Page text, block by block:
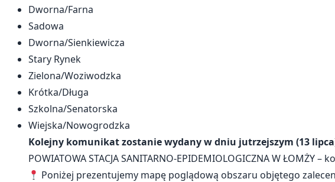
Dworna/Farna
Sadowa
Dworna/Sienkiewicza
Stary Rynek
Zielona/Woziwodzka
Krótka/Długa
Szkolna/Senatorska
Wiejska/Nowogrodzka
Kolejny komunikat zostanie wydany w dniu jutrzejszym (13
POWIATOWA STACJA SANITARNO-EPIDEMIOLOGICZNA W ŁOMŻY –
Poniżej prezentujemy mapę poglądową obszaru objętego